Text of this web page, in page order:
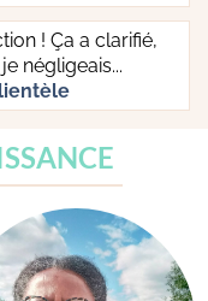
! Ça a clarifié,
négligeais...